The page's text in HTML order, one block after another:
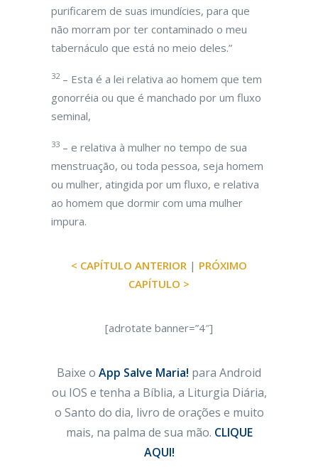
purificarem de suas imundícies, para que
não morram por ter contaminado o meu
tabernáculo que está no meio deles.”
32– Esta é a lei relativa ao homem que tem
gonorréia ou que é manchado por um fluxo
seminal,
33 – e relativa à mulher no tempo de sua
menstruação, ou toda pessoa, seja homem
ou mulher, atingida por um fluxo, e relativa
ao homem que dormir com uma mulher
impura.
< CAPÍTULO ANTERIOR | PRÓXIMO
CAPÍTULO >
[adrotate banner=”4″]
Baixe o App Salve Maria! para Android
ou IOS e tenha a Bíblia, a Liturgia Diária,
o Santo do dia, livro de orações e muito
mais, na palma de sua mão. CLIQUE
AQUI!